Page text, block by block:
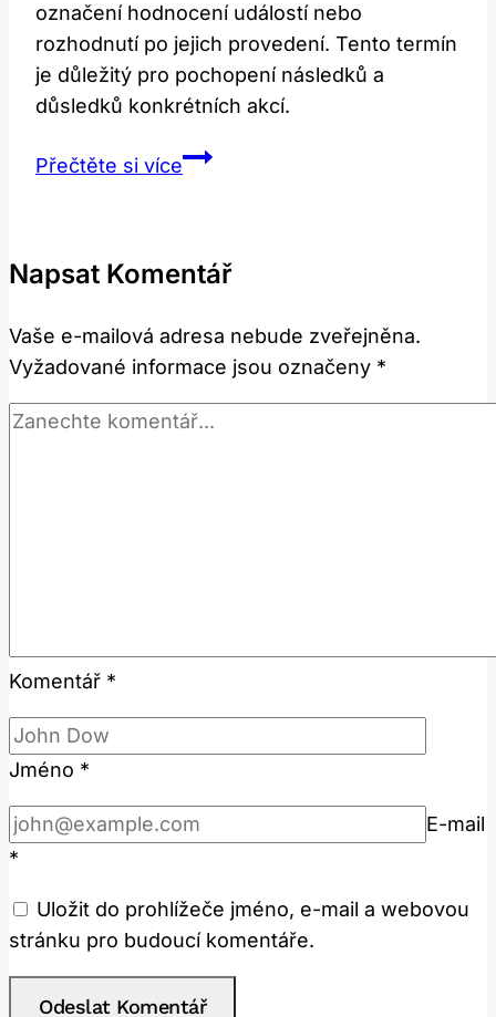
označení hodnocení událostí nebo
rozhodnutí po jejich provedení. Tento termín
je důležitý pro pochopení následků a
důsledků konkrétních akcí.
Přečtěte si víceEx
Latinský
Znamená?
Napsat Komentář
Vaše e-mailová adresa nebude zveřejněna.
Vyžadované informace jsou označeny *
Komentář *
Jméno *
E-mail
*
Uložit do prohlížeče jméno, e-mail a webovou
stránku pro budoucí komentáře.